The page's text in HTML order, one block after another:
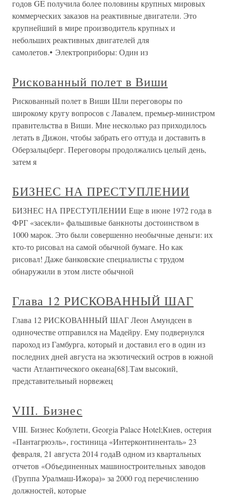
годов GE получила более половины крупных мировых
коммерческих заказов на реактивные двигатели. Это
крупнейший в мире производитель крупных и
небольших реактивных двигателей для
самолетов.• Электроприборы: Один из
Рискованный полет в Виши
Рискованный полет в Виши Шли переговоры по
широкому кругу вопросов с Лавалем, премьер-министром
правительства в Виши. Мне несколько раз приходилось
летать в Дижон, чтобы забрать его оттуда и доставить в
Оберзальцберг. Переговоры продолжались целый день,
затем я
БИЗНЕС НА ПРЕСТУПЛЕНИИ
БИЗНЕС НА ПРЕСТУПЛЕНИИ Еще в июне 1972 года в
ФРГ «засекли» фальшивые банкноты достоинством в
1000 марок. Это были совершенно необычные деньги: их
кто-то рисовал на самой обычной бумаге. Но как
рисовал! Даже банковские специалисты с трудом
обнаружили в этом листе обычной
Глава 12 РИСКОВАННЫЙ ШАГ
Глава 12 РИСКОВАННЫЙ ШАГ Леон Амундсен в
одиночестве отправился на Мадейру. Ему подвернулся
пароход из Гамбурга, который и доставил его в один из
последних дней августа на экзотический остров в южной
части Атлантического океана[68].Там высокий,
представительный норвежец
VIII. Бизнес
VIII. Бизнес Кобулети, Georgia Palace Hotel;Киев, остерия
«Пантагрюэль», гостиница «Интерконтиненталь» 23
февраля, 21 августа 2014 годаВ одном из квартальных
отчетов «Объединенных машиностроительных заводов
(Группа Уралмаш-Ижора)» за 2000 год перечислению
должностей, которые